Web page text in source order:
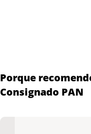
Porque
Consignado PAN